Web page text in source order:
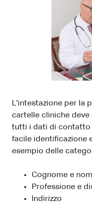
L'intestazione per la
cartelle cliniche deve
tutti i dati di contatto
facile identificazione
esempio delle
Cognome e
Professione e
Indirizzo